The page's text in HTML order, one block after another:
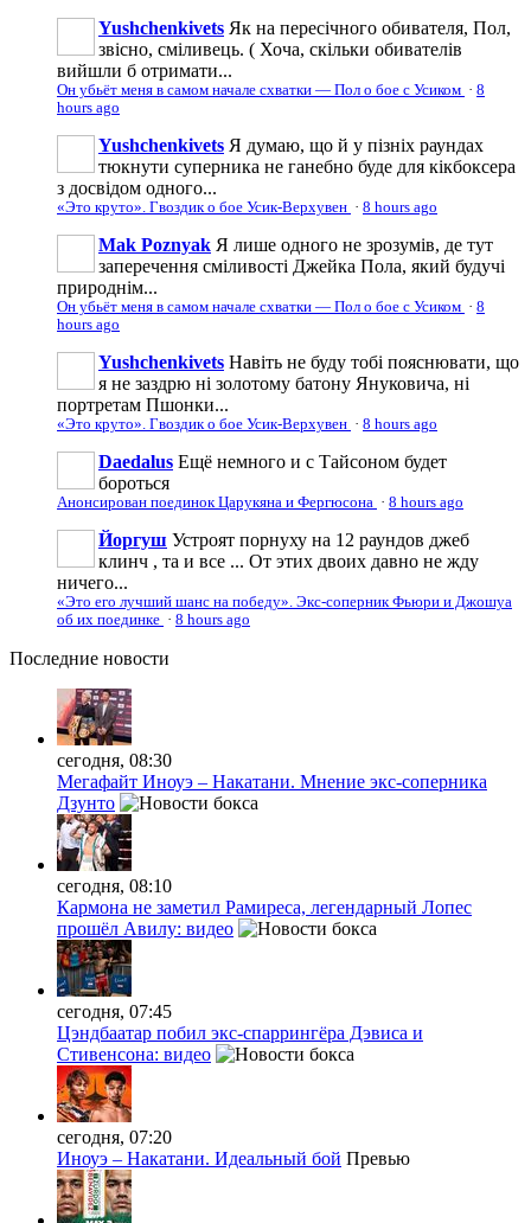
Yushchenkivets Як на пересічного обивателя, Пол,
звісно, сміливець. ( Хоча, скільки обивателів
вийшли б отримати...
Он убьёт меня в самом начале схватки — Пол о бое с Усиком · 8
hours ago
Yushchenkivets Я думаю, що й у пізніх раундах
тюкнути суперника не ганебно буде для кікбоксера
з досвідом одного...
«Это круто». Гвоздик о бое Усик-Верхувен · 8 hours ago
Mak Poznyak Я лише одного не зрозумів, де тут
заперечення сміливості Джейка Пола, який будучі
природнім...
Он убьёт меня в самом начале схватки — Пол о бое с Усиком · 8
hours ago
Yushchenkivets Навіть не буду тобі пояснювати, що
я не заздрю ні золотому батону Януковича, ні
портретам Пшонки...
«Это круто». Гвоздик о бое Усик-Верхувен · 8 hours ago
Daedalus Ещё немного и с Тайсоном будет
бороться
Анонсирован поединок Царукяна и Фергюсона · 8 hours ago
Йоргуш Устроят порнуху на 12 раундов джеб
клинч , та и все ... От этих двоих давно не жду
ничего...
«Это его лучший шанс на победу». Экс-соперник Фьюри и Джошуа
об их поединке · 8 hours ago
Последние новости
сегодня, 08:30
Мегафайт Иноуэ – Накатани. Мнение экс-соперника
Дзунто
сегодня, 08:10
Кармона не заметил Рамиреса, легендарный Лопес
прошёл Авилу: видео
сегодня, 07:45
Цэндбаатар побил экс-спаррингёра Дэвиса и
Стивенсона: видео
сегодня, 07:20
Иноуэ – Накатани. Идеальный бой Превью